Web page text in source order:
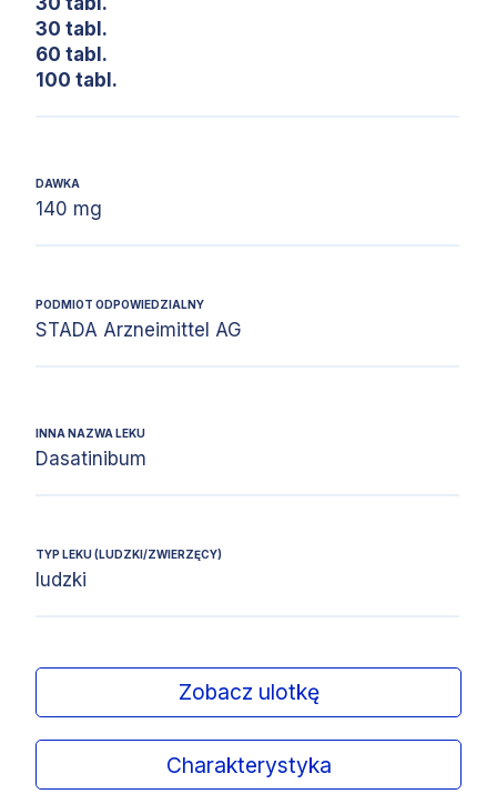
30 tabl.
60 tabl.
100 tabl.
DAWKA
140 mg
PODMIOT ODPOWIEDZIALNY
STADA Arzneimittel AG
INNA NAZWA LEKU
Dasatinibum
TYP LEKU (LUDZKI/ZWIERZĘCY)
ludzki
Zobacz ulotkę
Charakterystyka